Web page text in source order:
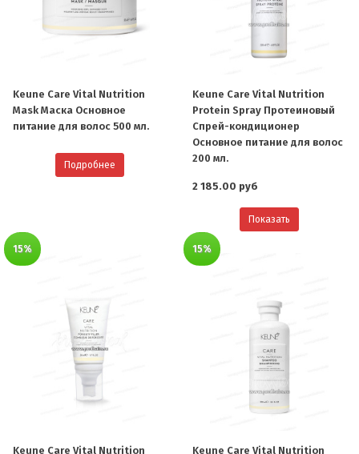
Keune Care Vital Nutrition
Mask Маска Основное
питание для волос 500 мл.
Подробнее
Keune Care Vital Nutrition
Protein Spray Протеиновый
Cпрей-кондиционер
Основное питание для волос
200 мл.
2 185.00 руб
Показать
15%
Keune Care Vital Nutrition
15%
Keune Care Vital Nutrition